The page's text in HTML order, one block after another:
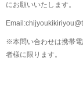
にお願いいたします。
※本問い合わせは携帯
者様に限ります。